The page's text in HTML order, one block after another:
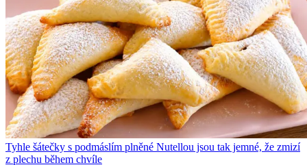
Tyhle šátečky s podmáslím plněné Nutellou jsou tak jemné, že zmizí
z plechu během chvíle